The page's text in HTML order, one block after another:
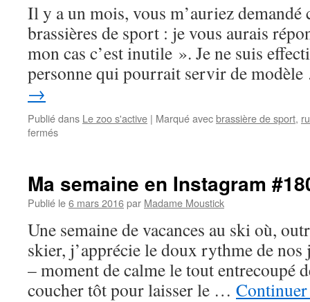
Il y a un mois, vous m’auriez demandé
brassières de sport : je vous aurais
mon cas c’est inutile ». Je ne suis
personne qui pourrait servir de
→
Publié dans Le zoo s'active | Marqué avecbrassière de sport,
fermés
#C’EstSportLeVendredi
Ma semaine en Instagram
Publié le6 mars 2016par Madame Moustick
Une semaine de vacances au ski où,
skier, j’apprécie le doux rythme de
– moment de calme le tout entrecoupé
coucher tôt pour laisser le …